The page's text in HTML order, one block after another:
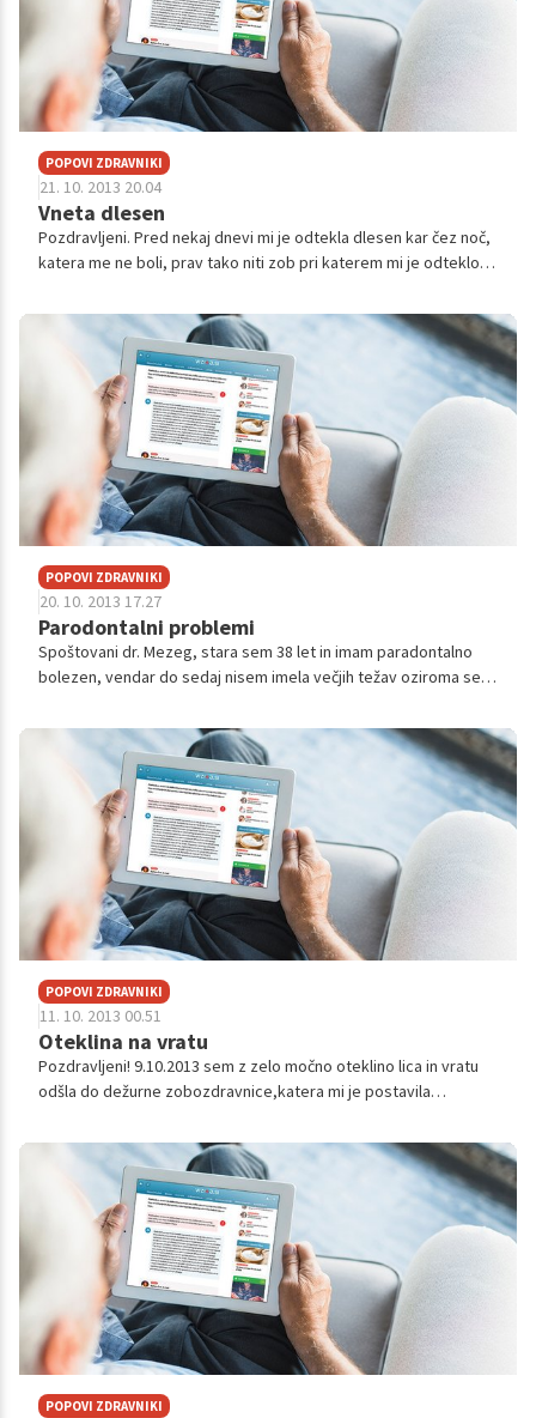
POPOVI ZDRAVNIKI
21. 10. 2013 20.04
Vneta dlesen
Pozdravljeni. Pred nekaj dnevi mi je odtekla dlesen kar čez noč,
katera me ne boli, prav tako niti zob pri katerem mi je odteklo.
mi p...
POPOVI ZDRAVNIKI
20. 10. 2013 17.27
Parodontalni problemi
Spoštovani dr. Mezeg, stara sem 38 let in imam paradontalno
bolezen, vendar do sedaj nisem imela večjih težav oziroma sem
občasnega skele...
POPOVI ZDRAVNIKI
11. 10. 2013 00.51
Oteklina na vratu
Pozdravljeni! 9.10.2013 sem z zelo močno oteklino lica in vratu
odšla do dežurne zobozdravnice,katera mi je postavila
ga dnevno menjav...
POPOVI ZDRAVNIKI